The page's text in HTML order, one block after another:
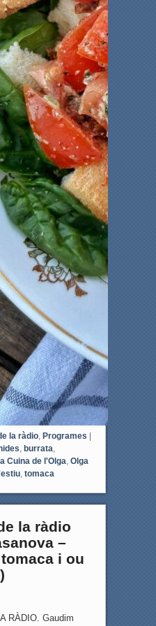
la ràdio, Programes |
burrata
Cuina de l'Olga Olga
, tomaca
la ràdio
–
i ou
RÀDIO. Gaudim